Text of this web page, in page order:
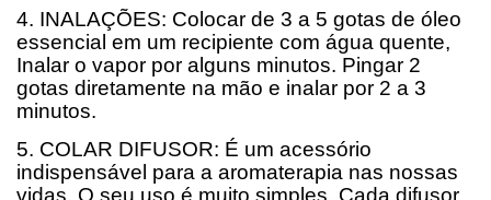
4. INALAÇÕES: Colocar de 3 a 5 gotas de óleo
essencial em um recipiente com água quente,
Inalar o vapor por alguns minutos. Pingar 2
gotas diretamente na mão e inalar por 2 a 3
minutos.
5. COLAR DIFUSOR: É um acessório
indispensável para a aromaterapia nas nossas
vidas. O seu uso é muito simples. Cada difusor